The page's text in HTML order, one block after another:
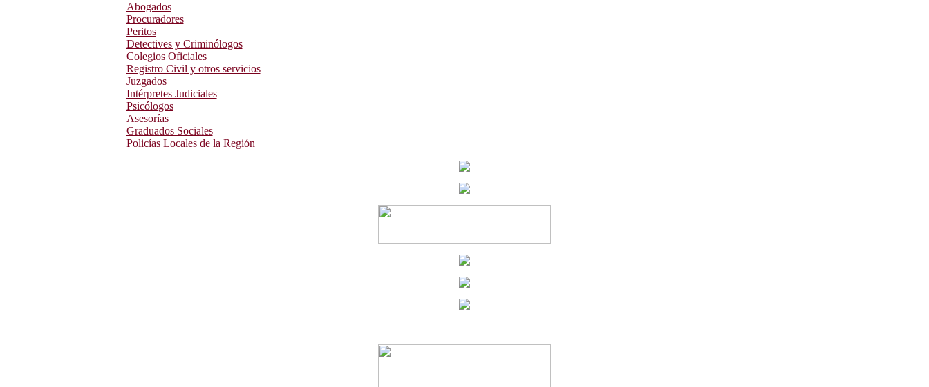
Abogados
Procuradores
Peritos
Detectives y Criminólogos
Colegios Oficiales
Registro Civil y otros servicios
Juzgados
Intérpretes Judiciales
Psicólogos
Asesorías
Graduados Sociales
Policías Locales de la Región